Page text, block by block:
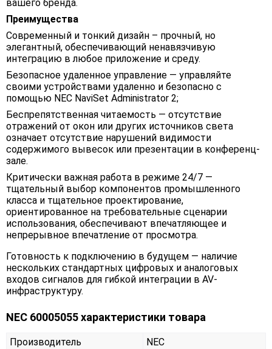
вашего бренда.
Преимущества
Современный и тонкий дизайн – прочный, но
элегантный, обеспечивающий ненавязчивую
интеграцию в любое приложение и среду.
Безопасное удаленное управление — управляйте
своими устройствами удаленно и безопасно с
помощью NEC NaviSet Administrator 2;
Беспрепятственная читаемость — отсутствие
отражений от окон или других источников света
означает отсутствие нарушений видимости
содержимого вывесок или презентации в конференц-
зале.
Критически важная работа в режиме 24/7 —
тщательный выбор компонентов промышленного
класса и тщательное проектирование,
ориентированное на требовательные сценарии
использования, обеспечивают впечатляющее и
непрерывное впечатление от просмотра.
Готовность к подключению в будущем — наличие
нескольких стандартных цифровых и аналоговых
входов сигналов для гибкой интеграции в AV-
инфраструктуру.
NEC 60005055 характеристики товара
Производитель
NEC